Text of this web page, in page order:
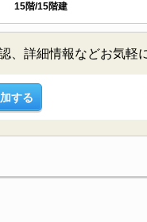
15階/15階建
詳細情報などお気軽
する